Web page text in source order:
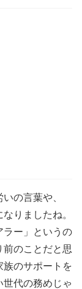
の言葉や、
りましたね。
ラー」というの
前のことだと思
族のサポートを
代の務めじゃ